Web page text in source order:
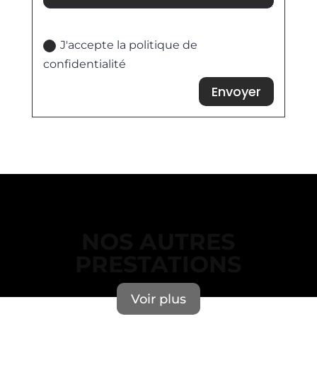
J'accepte la politique de
confidentialité
Envoyer
Voir plus